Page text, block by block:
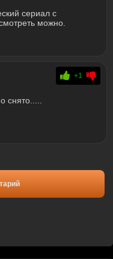
сериал с
можно.
+1
снято.....